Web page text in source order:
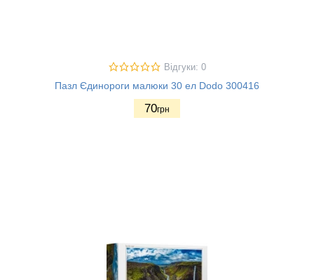
Відгуки: 0
Пазл Єдинороги малюки 30 ел Dodo 300416
70грн